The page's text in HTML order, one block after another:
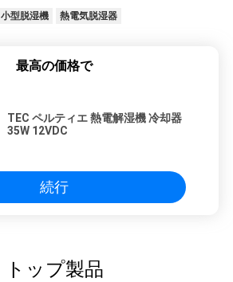
小型脱湿機 熱電気脱湿器
最高の価格で
TEC ペルティエ 熱電解湿機 冷却器
35W 12VDC
続行
トップ製品